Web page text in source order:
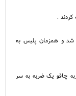
.
شد و همزمان پلیس به
چاقو یک ضربه به سر